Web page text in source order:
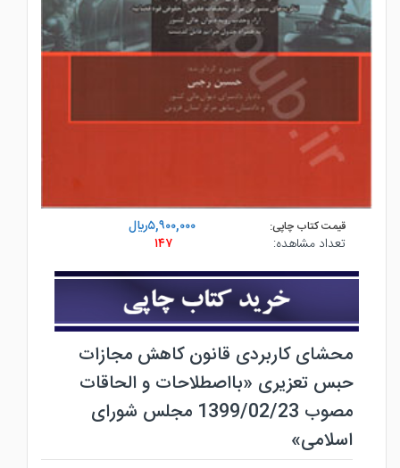
قیمت کتاب چاپی:
۵,۹۰۰,۰۰۰ريال
تعداد مشاهده:
۱۴۷
محشای کاربردی قانون کاهش مجازات
حبس تعزیری «بااصطلاحات و الحاقات
مصوب 1399/02/23 مجلس شورای
اسلامی»